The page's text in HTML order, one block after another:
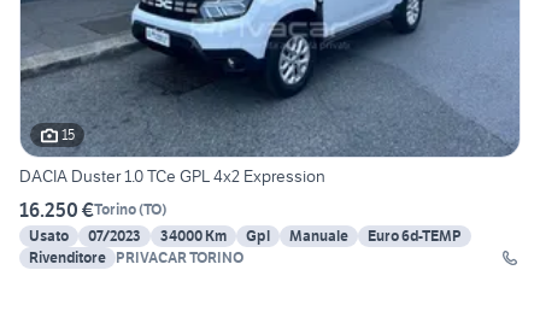
15
DACIA Duster 1.0 TCe GPL 4x2 Expression
16.250 €Torino(TO)
Usato
07/2023 34000 Km Gpl Manuale
Euro 6d-TEMP
Rivenditore PRIVACAR TORINO